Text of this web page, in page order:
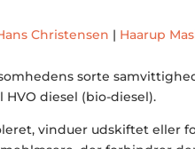
Christensen | Haarup
sorte
diesel (bio-diesel).
vinduer udskiftet eller